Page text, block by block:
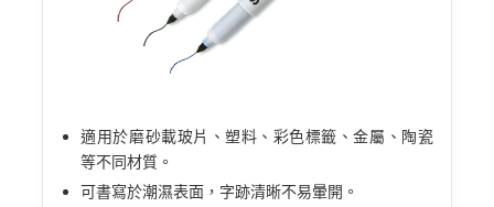
適用於磨砂載玻片、塑料、彩色標籤、金屬、陶瓷
等不同材質。
可書寫於潮濕表面，字跡清晰不易暈開。